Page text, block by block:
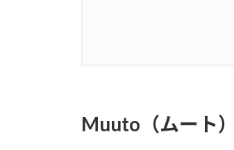
3.今回入荷したFiber
Muuto（ムート